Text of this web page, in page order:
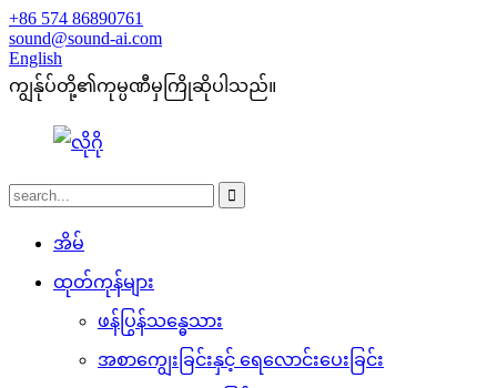
+86 574 86890761
sound@sound-ai.com
English
ကျွန်ုပ်တို့၏ကုမ္ပဏီမှကြိုဆိုပါသည်။
အိမ်
ထုတ်ကုန်များ
ဖန်ပြွန်သန္ဓေသား
အစာကျွေးခြင်းနှင့် ရေလောင်းပေးခြင်း